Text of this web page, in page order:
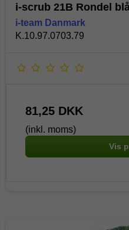
i-scrub 21B Rondel
i-team Danmark
K.10.97.0703.79
81,25 DKK
(inkl. moms)
Vis